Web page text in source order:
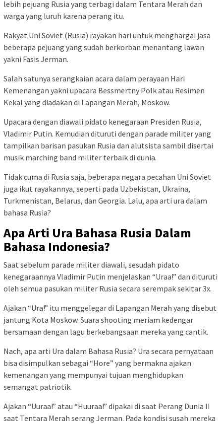
lebih pejuang Rusia yang terbagi dalam Tentara Merah dan
warga yang luruh karena perang itu.
Rakyat Uni Soviet (Rusia) rayakan hari untuk menghargai jasa
beberapa pejuang yang sudah berkorban menantang lawan
yakni Fasis Jerman.
Salah satunya serangkaian acara dalam perayaan Hari
Kemenangan yakni upacara Bessmertny Polk atau Resimen
Kekal yang diadakan di Lapangan Merah, Moskow.
Upacara dengan diawali pidato kenegaraan Presiden Rusia,
Vladimir Putin. Kemudian dituruti dengan parade militer yang
tampilkan barisan pasukan Rusia dan alutsista sambil disertai
musik marching band militer terbaik di dunia.
Tidak cuma di Rusia saja, beberapa negara pecahan Uni Soviet
juga ikut rayakannya, seperti pada Uzbekistan, Ukraina,
Turkmenistan, Belarus, dan Georgia. Lalu, apa arti ura dalam
bahasa Rusia?
Apa Arti Ura Bahasa Rusia Dalam
Bahasa Indonesia?
Saat sebelum parade militer diawali, sesudah pidato
kenegaraannya Vladimir Putin menjelaskan “Uraa!” dan dituruti
oleh semua pasukan militer Rusia secara serempak sekitar 3x.
Ajakan “Ura!” itu menggelegar di Lapangan Merah yang disebut
jantung Kota Moskow. Suara shooting meriam kedengar
bersamaan dengan lagu berkebangsaan mereka yang cantik.
Nach, apa arti Ura dalam Bahasa Rusia? Ura secara pernyataan
bisa disimpulkan sebagai “Hore” yang bermakna ajakan
kemenangan yang mempunyai tujuan menghidupkan
semangat patriotik.
Ajakan “Uuraa!” atau “Huuraa!” dipakai di saat Perang Dunia II
saat Tentara Merah serang Jerman. Pada kondisi susah mereka